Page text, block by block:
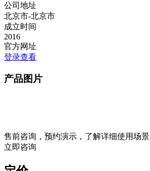
公司地址
北京市-北京市
成立时间
2016
官方网址
登录查看
产品图片
售前咨询，预约演示，了解详细使用场景
立即咨询